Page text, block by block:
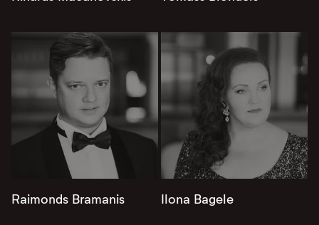
Raimonds Bramanis Ilona Bagele